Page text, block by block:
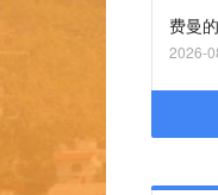
费曼
2026-